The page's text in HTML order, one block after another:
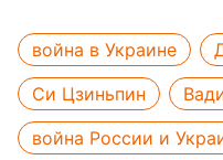
война в Украине
Си Цзиньпин
война России и